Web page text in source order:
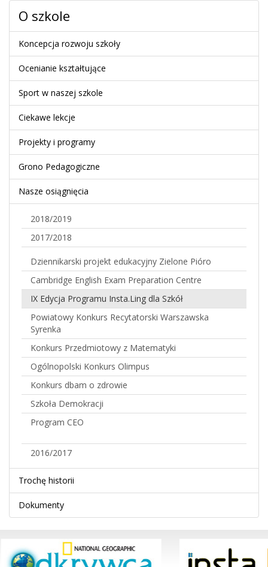
O szkole
Koncepcja rozwoju szkoły
Ocenianie kształtujące
Sport w naszej szkole
Ciekawe lekcje
Projekty i programy
Grono Pedagogiczne
Nasze osiągnięcia
2018/2019
2017/2018
Dziennikarski projekt edukacyjny Zielone Pióro
Cambridge English Exam Preparation Centre
IX Edycja Programu Insta.Ling dla Szkół
Powiatowy Konkurs Recytatorski Warszawska
Syrenka
Konkurs Przedmiotowy z Matematyki
Ogólnopolski Konkurs Olimpus
Konkurs dbam o zdrowie
Szkoła Demokracji
Program CEO
2016/2017
Trochę historii
Dokumenty